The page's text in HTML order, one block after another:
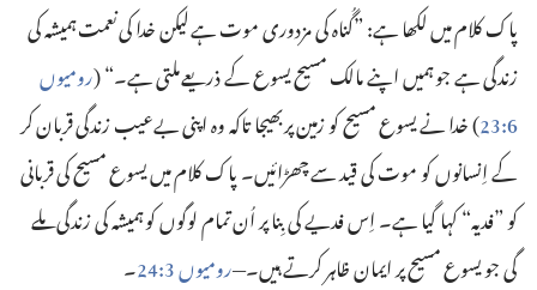
پاک کلام میں لکھا ہے:‏ ”‏گُناہ کی مزدوری موت ہے لیکن خدا کی نعمت ہمیشہ کی
زندگی ہے جو ہمیں اپنے مالک مسیح یسوع کے ذریعے ملتی ہے۔‏“‏ (‏رومیوں
6:‏23 ‏)‏ خدا نے یسوع مسیح کو زمین پر بھیجا تاکہ وہ اپنی بےعیب زندگی قربان کر
کے اِنسانوں کو موت کی قید سے چھڑائیں۔‏ پاک کلام میں یسوع مسیح کی قربانی
کو ”‏فدیہ“‏ کہا گیا ہے۔‏ اِس فدیے کی بِنا پر اُن تمام لوگوں کو ہمیشہ کی زندگی ملے
گی جو یسوع مسیح پر ایمان ظاہر کرتے ہیں۔‏—‏رومیوں 3:‏24
‏۔‏